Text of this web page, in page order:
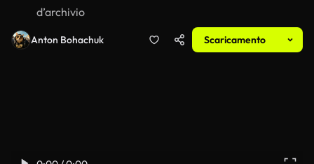
d’archivio
Anton Bohachuk Scaricamento